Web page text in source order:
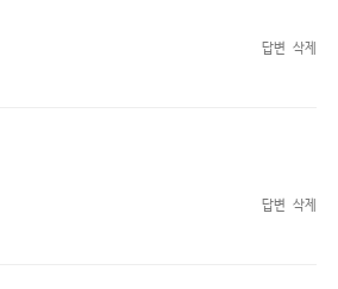
답변 삭제
답변 삭제